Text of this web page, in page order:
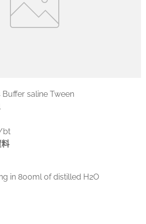
Buffer saline Tween
bt
in 800ml of distilled H2O